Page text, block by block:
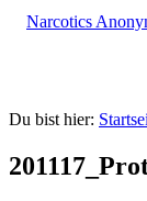
Du bist hier: